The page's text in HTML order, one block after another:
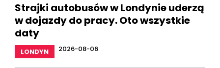
Strajki autobusów w Londynie uderzą
w dojazdy do pracy. Oto wszystkie
daty
LONDYN 2026-08-06